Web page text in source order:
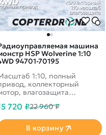
машина
HSP Wolverine 1:10
94701-70195
1:10, полный
коллекторный
влагозащита
новое шасси,
720 ₽22 960 ₽
В корзину